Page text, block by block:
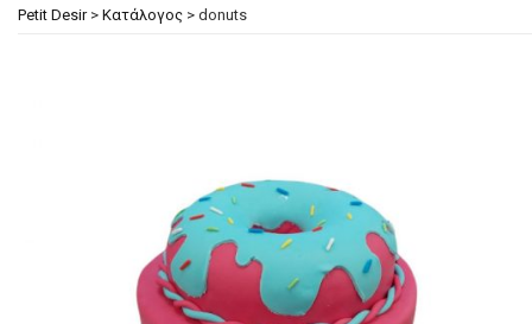
Petit Desir> Κατάλογος > donuts